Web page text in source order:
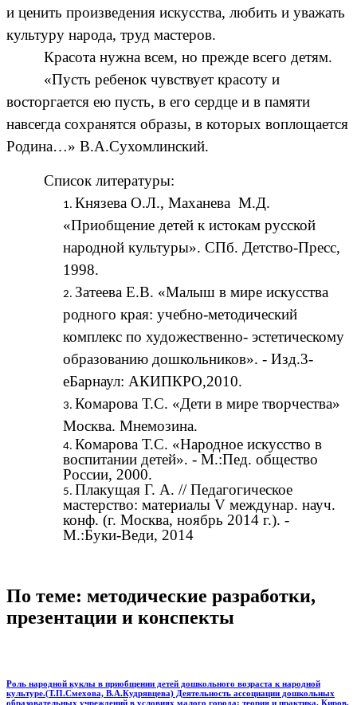
и ценить произведения искусства, любить и уважать
культуру народа, труд мастеров.
Красота нужна всем, но прежде всего детям.
«Пусть ребенок чувствует красоту и
восторгается ею пусть, в его сердце и в памяти
навсегда сохранятся образы, в которых воплощается
Родина…» В.А.Сухомлинский.
Список литературы:
Князева О.Л., Маханева М.Д.
«Приобщение детей к истокам русской
народной культуры». СПб. Детство-Пресс,
1998.
Затеева Е.В. «Малыш в мире искусства
родного края: учебно-методический
комплекс по художественно- эстетическому
образованию дошкольников». - Изд.3-
еБарнаул: АКИПКРО,2010.
Комарова Т.С. «Дети в мире творчества»
Москва. Мнемозина.
Комарова Т.С. «Народное искусство в
воспитании детей». - М.:Пед. общество
России, 2000.
Плакущая Г. А. // Педагогическое
мастерство: материалы V междунар. науч.
конф. (г. Москва, ноябрь 2014 г.). -
М.:Буки-Веди, 2014
По теме: методические разработки,
презентации и конспекты
Роль народной куклы в приобщении детей дошкольного возраста к народной
культуре.(Т.П.Смехова, В.А.Кудрявцева) Деятельность ассоциации дошкольных
образовательных учреждений в условиях малого города: теория и практика. Киров,